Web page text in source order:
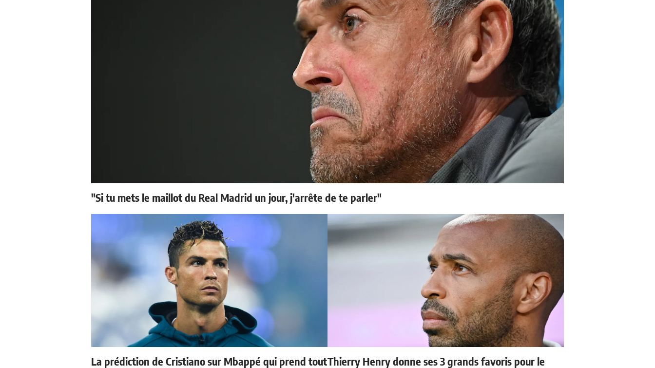
"Si tu mets le maillot du Real Madrid un jour, j'arrête de te parler"
La prédiction de Cristiano sur Mbappé qui prend toutThierry Henry donne ses 3 grands favoris pour le